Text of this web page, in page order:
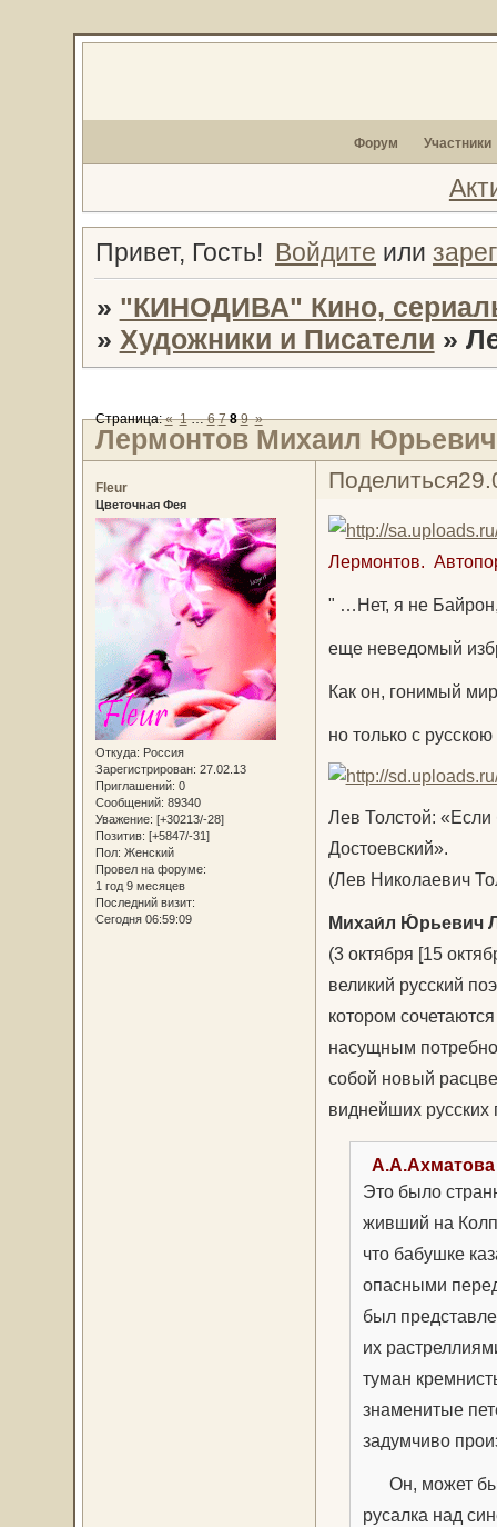
Форум Участники
Привет, Гость! Войдите или
» "КИНОДИВА" Кино,
» Художники и Писатели »
Лермонтов Михаил Юрьевич
Страница:« 1 … 6 7 8 9 »
Поделиться
Fleur
Цветочная Фея
Откуда: Россия
Зарегистрирован: 27.02.13
Приглашений: 0
Сообщений: 89340
Уважение: [+30213/-28]
Позитив: [+5847/-31]
Пол: Женский
Провел на форуме:
1 год 9 месяцев
Последний визит:
Сегодня 06:59:09
Лермонтов.
" …Нет, я не
еще неведомый
Как он, гонимый
но только с
Лев Толстой:
Достоевский».
(Лев Николаевич
Михаи́л Ю́рьевич
(3 октября [15
великий русский
котором
насущным
собой новый
виднейших русских
Это было
живший на
что бабушке
опасными
был
их
туман
знаменитые
задумчиво
Он, может
русалка над